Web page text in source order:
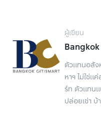
แต่ละเดือนแล้ว ก็จะสามารถน
ที่จะสามารถกู้ได้ โดยหลักการเ
จำนวนเงินที่ผู้กู้มีความสามาร
เงินผ่อนชำระต่องวด 7,000 บ
โดยเลขล้านละ 7,000 นี้มาจ
ผู้เขียน
ตัวแทนอสัง
หาฯ ไม่ใช่แ
ร์ท ตัวแทนแ
ปล่อยเช่า